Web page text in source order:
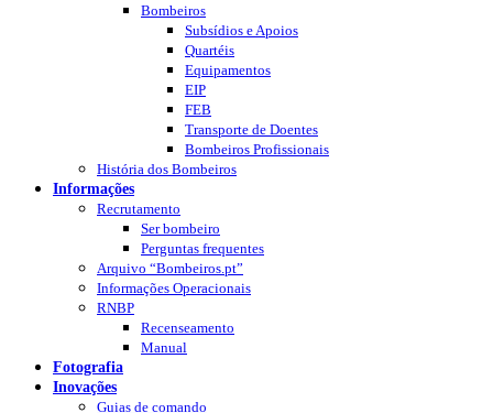
Bombeiros
Subsídios e Apoios
Quartéis
Equipamentos
EIP
FEB
Transporte de Doentes
Bombeiros Profissionais
História dos Bombeiros
Informações
Recrutamento
Ser bombeiro
Perguntas frequentes
Arquivo “Bombeiros.pt”
Informações Operacionais
RNBP
Recenseamento
Manual
Fotografia
Inovações
Guias de comando